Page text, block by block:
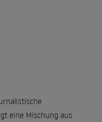
eine Mischung aus